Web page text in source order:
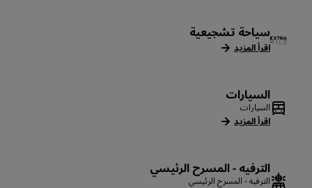
سياحة تشجيعية
اقرأ المزيد
السيارات
السيارات
اقرأ المزيد
الترفيه - المسرح الرئيسي
الترفيه - المسرح الرئيسي